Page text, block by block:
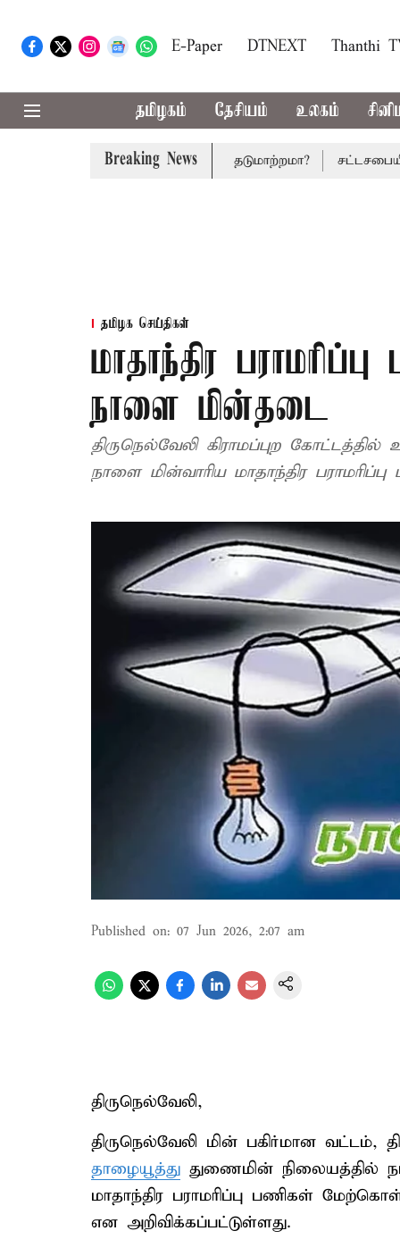
E-Paper DTNEXT Thanthi
தமிழகம் தேசியம் உலகம்
Breaking News
முதல் பட்ஜெட்: மாற்றமா?, தடுமாற்றமா? சட்டசபையில்
தமிழக செய்திகள்
மாதாந்திர
நாளை மின்தடை
திருநெல்வேலி கிராமப்புற
நாளை மின்வாரிய மாதாந்திர
Published on: 07 Jun 2026, 2:07 am
திருநெல்வேலி,
திருநெல்வேலி மின் பகிர்மான வட்டம்,
தாழையூத்து துணைமின் நிலையத்தில்
மாதாந்திர பராமரிப்பு பணிகள்
என அறிவிக்கப்பட்டுள்ளது.